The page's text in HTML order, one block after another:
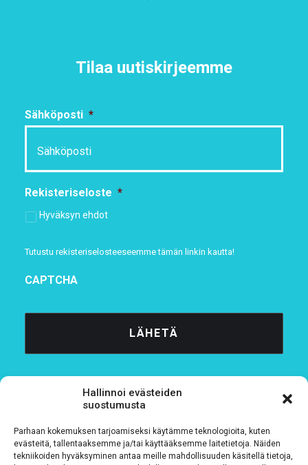
Hallinnoi evästeiden
suostumusta
Parhaan kokemuksen tarjoamiseksi käytämme teknologioita, kuten
evästeitä, tallentaaksemme ja/tai käyttääksemme laitetietoja. Näiden
tekniikoiden hyväksyminen antaa meille mahdollisuuden käsitellä tietoja,
Tilaa uutiskirjeemme
Sähköposti *
Rekisteriseloste *
Hyväksyn ehdot
Tutustu rekisteriselosteeseemmetämän linkin kautta!
CAPTCHA
Tietosuojaseloste